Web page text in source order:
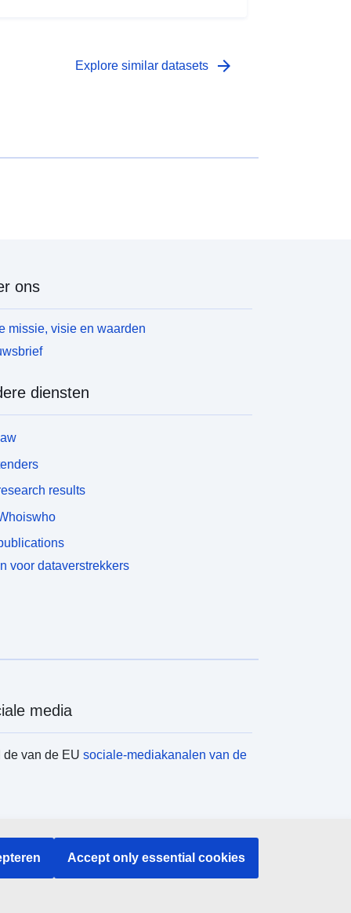
Explore similar datasets arrow_forward
ons
missie, visie en waarden
diensten
results
voor dataverstrekkers
media
de van de EUsociale-mediakanalen van de
naar EU-instellingen en -organen
Accept only essential cookies